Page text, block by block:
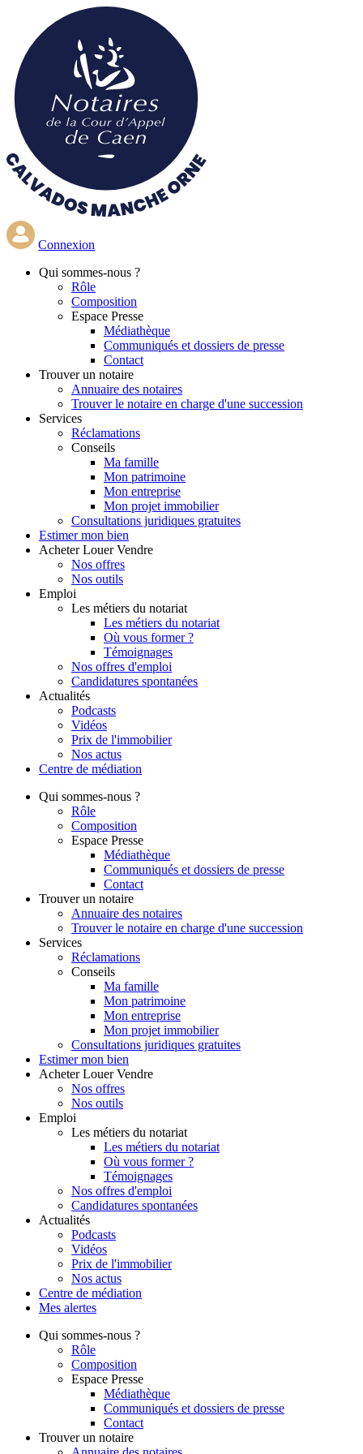
contenu
principal
Connexion
Qui sommes-nous ?
Rôle
Composition
Espace Presse
Médiathèque
Communiqués et dossiers de presse
Contact
Trouver un notaire
Annuaire des notaires
Trouver le notaire en charge d'une succession
Services
Réclamations
Conseils
Ma famille
Mon patrimoine
Mon entreprise
Mon projet immobilier
Consultations juridiques gratuites
Estimer mon bien
Acheter Louer Vendre
Nos offres
Nos outils
Emploi
Les métiers du notariat
Les métiers du notariat
Où vous former ?
Témoignages
Nos offres d'emploi
Candidatures spontanées
Actualités
Podcasts
Vidéos
Prix de l'immobilier
Nos actus
Centre de médiation
Qui sommes-nous ?
Rôle
Composition
Espace Presse
Médiathèque
Communiqués et dossiers de presse
Contact
Trouver un notaire
Annuaire des notaires
Trouver le notaire en charge d'une succession
Services
Réclamations
Conseils
Ma famille
Mon patrimoine
Mon entreprise
Mon projet immobilier
Consultations juridiques gratuites
Estimer mon bien
Acheter Louer Vendre
Nos offres
Nos outils
Emploi
Les métiers du notariat
Les métiers du notariat
Où vous former ?
Témoignages
Nos offres d'emploi
Candidatures spontanées
Actualités
Podcasts
Vidéos
Prix de l'immobilier
Nos actus
Centre de médiation
Mes alertes
Qui sommes-nous ?
Rôle
Composition
Espace Presse
Médiathèque
Communiqués et dossiers de presse
Contact
Trouver un notaire